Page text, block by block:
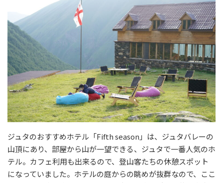
ジュタのおすすめホテル「Fifth season」は、ジュタバレーの
山頂にあり、部屋から山が一望できる、ジュタで一番人気のホ
テル。カフェ利用も出来るので、登山客たちの休憩スポット
になっていました。ホテルの庭からの眺めが抜群なので、ここ